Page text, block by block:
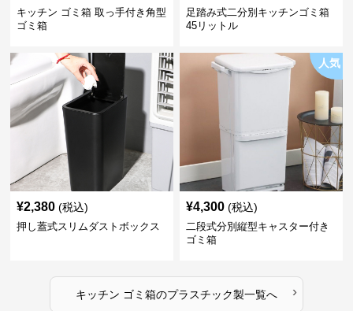
キッチン ゴミ箱 取っ手付き角型
ゴミ箱
足踏み式二分別キッチンゴミ箱
45リットル
¥2,380 (税込)
押し蓋式スリムダストボックス
人気
¥4,300 (税込)
二段式分別縦型キャスター付き
ゴミ箱
キッチン ゴミ箱のプラスチック製一覧へ ›